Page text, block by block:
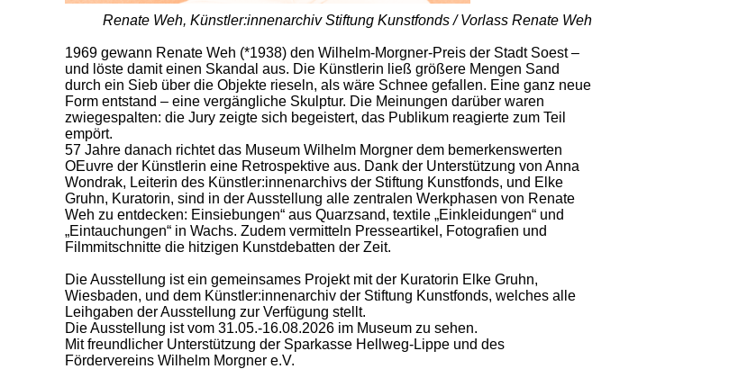
Renate Weh, Künstler:innenarchiv Stiftung Kunstfonds / Vorlass Renate Weh
1969 gewann Renate Weh (*1938) den Wilhelm-Morgner-Preis der Stadt Soest –
und löste damit einen Skandal aus. Die Künstlerin ließ größere Mengen Sand
durch ein Sieb über die Objekte rieseln, als wäre Schnee gefallen. Eine ganz neue
Form entstand – eine vergängliche Skulptur. Die Meinungen darüber waren
zwiegespalten: die Jury zeigte sich begeistert, das Publikum reagierte zum Teil
empört.
57 Jahre danach richtet das Museum Wilhelm Morgner dem bemerkenswerten
OEuvre der Künstlerin eine Retrospektive aus. Dank der Unterstützung von Anna
Wondrak, Leiterin des Künstler:innenarchivs der Stiftung Kunstfonds, und Elke
Gruhn, Kuratorin, sind in der Ausstellung alle zentralen Werkphasen von Renate
Weh zu entdecken: Einsiebungen“ aus Quarzsand, textile „Einkleidungen“ und
„Eintauchungen“ in Wachs. Zudem vermitteln Presseartikel, Fotografien und
Filmmitschnitte die hitzigen Kunstdebatten der Zeit.
Die Ausstellung ist ein gemeinsames Projekt mit der Kuratorin Elke Gruhn,
Wiesbaden, und dem Künstler:innenarchiv der Stiftung Kunstfonds, welches alle
Leihgaben der Ausstellung zur Verfügung stellt.
Die Ausstellung ist vom 31.05.-16.08.2026 im Museum zu sehen.
Mit freundlicher Unterstützung der Sparkasse Hellweg-Lippe und des
Fördervereins Wilhelm Morgner e.V.